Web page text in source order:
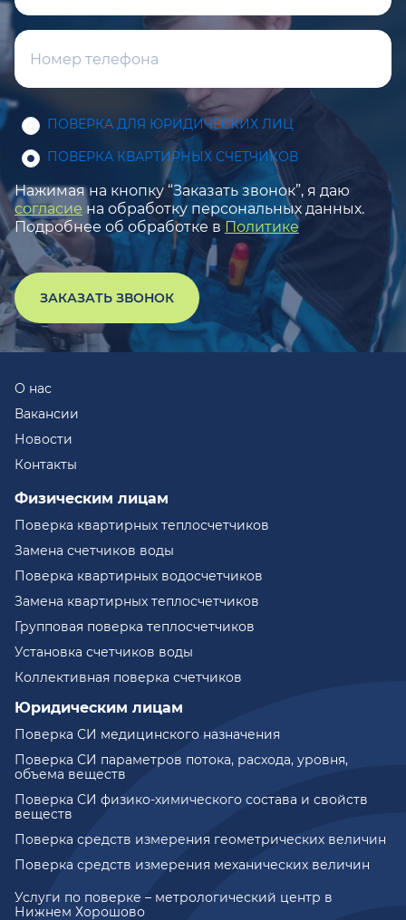
ПОВЕРКА ДЛЯ ЮРИДИЧЕСКИХ ЛИЦ
ПОВЕРКА КВАРТИРНЫХ СЧЕТЧИКОВ
Нажимая на кнопку “Заказать звонок”, я даю
согласие на обработку персональных данных.
Подробнее об обработке в Политике
ЗАКАЗАТЬ ЗВОНОК
Услуги по поверке – метрологический центр в
Нижнем Хорошово
О нас
Вакансии
Новости
Контакты
Физическим лицам
Поверка квартирных теплосчетчиков
Замена счетчиков воды
Поверка квартирных водосчетчиков
Замена квартирных теплосчетчиков
Групповая поверка теплосчетчиков
Установка счетчиков воды
Коллективная поверка счетчиков
Юридическим лицам
Поверка СИ медицинского назначения
Поверка СИ параметров потока, расхода, уровня,
объема веществ
Поверка СИ физико-химического состава и свойств
веществ
Поверка средств измерения геометрических величин
Поверка средств измерения механических величин